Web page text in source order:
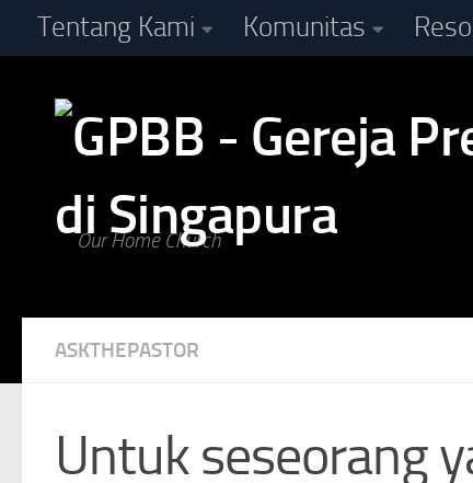
Skip to content
Tentang Kami Komunitas
Our Home Church
ASKTHEPASTOR
Untuk seseorang